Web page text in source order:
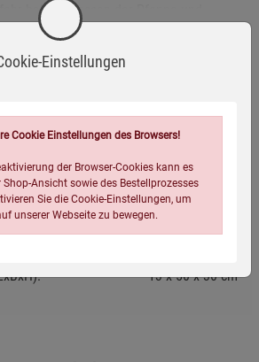
beim Anfassen der Pfanne und
nach dem Gebrauch.
auf eingeschalteten
gemäß beiliegender Anleitung
ohne Vorbereitung verwenden.
Handschuhen oder
- Eisengriffe werden sehr heiß.
4005643860550
13 50 30cm
Einstellungen
Cookie Einstellungen des Browsers!
der Browser-Cookies kann es
Ansicht sowie des Bestellprozesses
Sie die Cookie-Einstellungen, um
unserer Webseite zu bewegen.